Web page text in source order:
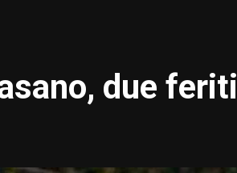
due feriti